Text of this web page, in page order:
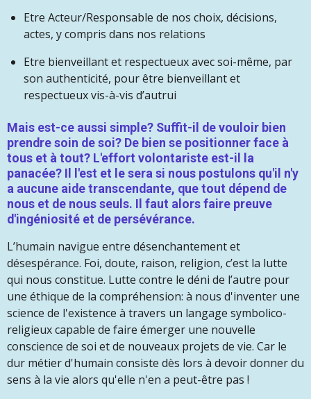
Etre Acteur/Responsable de nos choix, décisions,
actes, y compris dans nos relations
Etre bienveillant et respectueux avec soi-même, par
son authenticité, pour être bienveillant et
respectueux vis-à-vis d’autrui
Mais est-ce aussi simple? Suffit-il de vouloir bien
prendre soin de soi? De bien se positionner face à
tous et à tout? L'effort volontariste est-il la
panacée? Il l'est et le sera si nous postulons qu'il n'y
a aucune aide transcendante, que tout dépend de
nous et de nous seuls. Il faut alors faire preuve
d'ingéniosité et de persévérance.
L’humain navigue entre désenchantement et
désespérance. Foi, doute, raison, religion, c’est la lutte
qui nous constitue. Lutte contre le déni de l’autre pour
une éthique de la compréhension: à nous d'inventer une
science de l'existence à travers un langage symbolico-
religieux capable de faire émerger une nouvelle
conscience de soi et de nouveaux projets de vie. Car le
dur métier d'humain consiste dès lors à devoir donner du
sens à la vie alors qu'elle n'en a peut-être pas !